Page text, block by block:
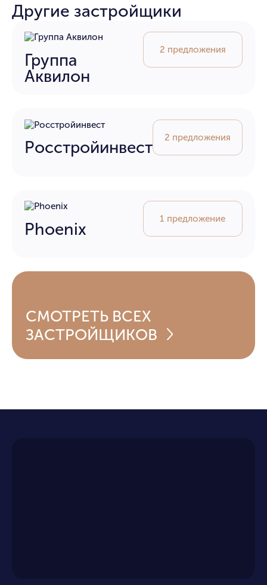
Другие застройщики
Группа
Аквилон
2 предложения
Росстройинвест
2 предложения
Phoenix
1 предложение
СМОТРЕТЬ ВСЕХ
ЗАСТРОЙЩИКОВ